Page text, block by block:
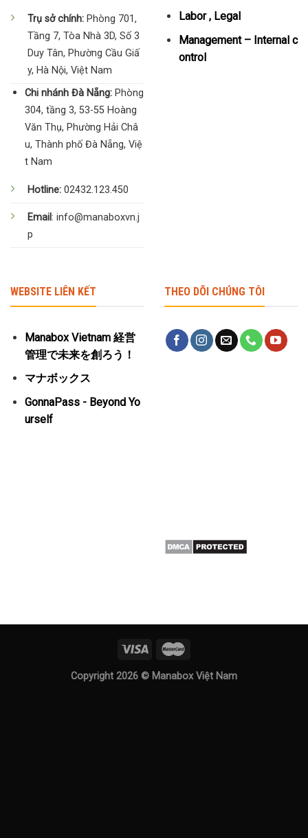
Trụ sở chính: Phòng 701,
Tầng 7, Tòa Nhà 3D, Số 3
Duy Tân, Phường Cầu Giấ
y, Hà Nội, Việt Nam
Chi nhánh Đà Nẵng:Phòng
304, tầng 3, 53-55 Hoàng
Văn Thụ, Phường Hải Châ
u, Thành phố Đà Nẵng, Việ
t Nam
Hotline: 02432.123.450
Email: info@manaboxvn.j
p
Labor , Legal
Management – Internal c
ontrol
WEBSITE LIÊN KẾT
Manabox Vietnam 経営
管理で未来を創ろう！
マナボックス
GonnaPass - Beyond Yo
urself
THEO DÕI CHÚNG TÔI
Copyright 2026 © Manabox Việt Nam